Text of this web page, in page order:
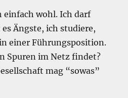
einfach wohl. Ich darf
Ängste, ich studiere,
einer Führungsposition.
Spuren im Netz findet?
mag “sowas”